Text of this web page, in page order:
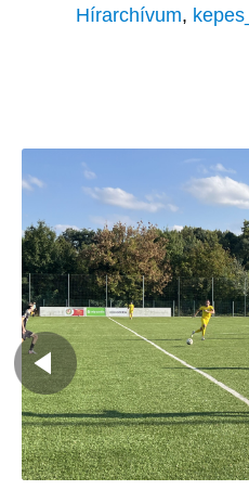
Hírarchívum,